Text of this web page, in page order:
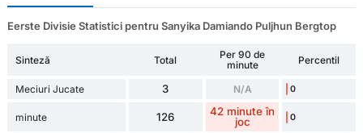
Eerste Divisie Statistici pentru Sanyika Damiando Puljhun Bergtop
Sinteză Total
Per 90 de
minute
Percentil
Meciuri Jucate 3 N/A 0
minute 126
42 minute în
joc
0